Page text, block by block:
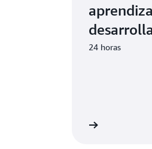
servidor
24 horas